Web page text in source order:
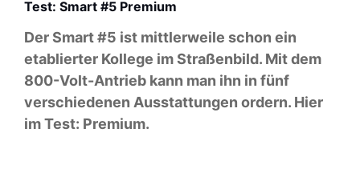
Test: Smart #5 Premium
Der Smart #5 ist mittlerweile schon ein
etablierter Kollege im Straßenbild. Mit dem
800-Volt-Antrieb kann man ihn in fünf
verschiedenen Ausstattungen ordern. Hier
im Test: Premium.